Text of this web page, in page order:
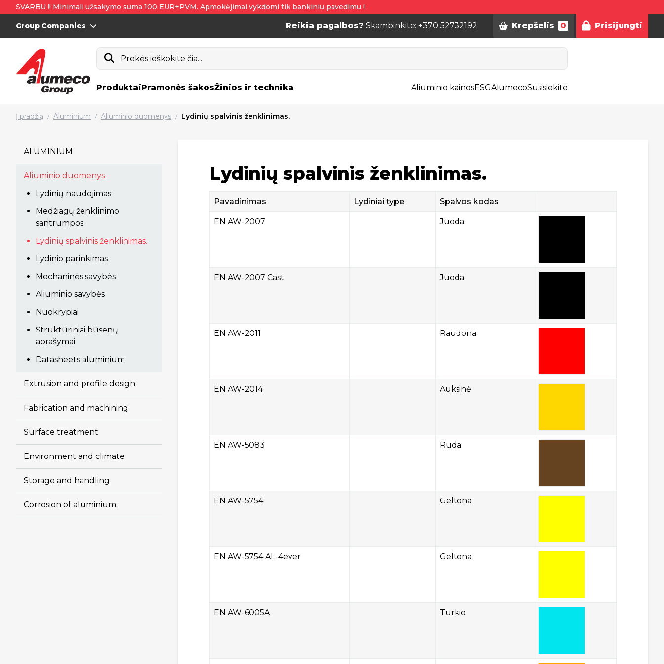
SVARBU !! Minimali užsakymo suma 100 EUR+PVM. Apmokėjimai vykdomi tik bankiniu pavedimu !
Group Companies Reikia pagalbos? Skambinkite: +370 52732192 Krepšelis 0 Prisijungti
Prekės ieškokite čia...
ProduktaiPramonės šakosŽinios ir technika Aliuminio kainosESGAlumecoSusisiekite
Į pradžią / Aluminium / Aliuminio duomenys / Lydinių spalvinis ženklinimas.
ALUMINIUM
Aliuminio duomenys
Lydinių naudojimas
Medžiagų ženklinimo
santrumpos
Lydinių spalvinis ženklinimas.
Lydinio parinkimas
Mechaninės savybės
Aliuminio savybės
Nuokrypiai
Struktūriniai būsenų
aprašymai
Datasheets aluminium
Extrusion and profile design
Fabrication and machining
Surface treatment
Environment and climate
Storage and handling
Corrosion of aluminium
Lydinių spalvinis ženklinimas.
Pavadinimas Lydiniai type Spalvos kodas
EN AW-2007 Juoda
EN AW-2007 Cast Juoda
EN AW-2011 Raudona
EN AW-2014 Auksinė
EN AW-5083 Ruda
EN AW-5754 Geltona
EN AW-5754 AL-4ever Geltona
EN AW-6005A Turkio